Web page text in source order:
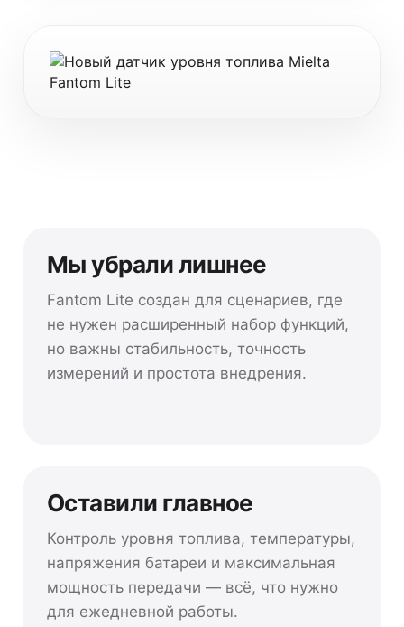
Мы убрали лишнее
Fantom Lite создан для сценариев, где
не нужен расширенный набор функций,
но важны стабильность, точность
измерений и простота внедрения.
Оставили главное
Контроль уровня топлива, температуры,
напряжения батареи и максимальная
мощность передачи — всё, что нужно
для ежедневной работы.